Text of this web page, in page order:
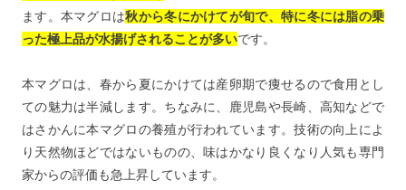
ます。本マグロは秋から冬にかけてが旬で、特に冬には脂の乗
った極上品が水揚げされることが多いです。
本マグロは、春から夏にかけては産卵期で痩せるので食用とし
ての魅力は半減します。ちなみに、鹿児島や長崎、高知などで
はさかんに本マグロの養殖が行われています。技術の向上によ
り天然物ほどではないものの、味はかなり良くなり人気も専門
家からの評価も急上昇しています。